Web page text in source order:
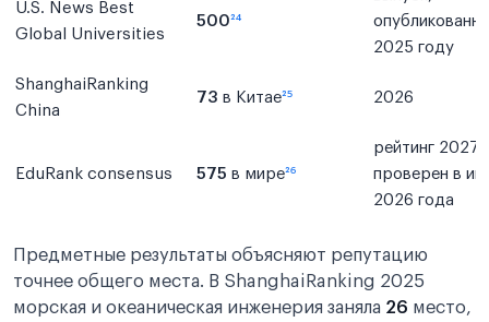
U.S. News Best
Global Universities
500²⁴
2025 году
ShanghaiRanking
China
73 в Китае²⁵ 2026
EduRank consensus 575 в мире²⁶
рейтинг 2027,
проверен в
2026 года
Предметные результаты объясняют репутацию
точнее общего места. В ShanghaiRanking 2025
морская и океаническая инженерия заняла 26 место,